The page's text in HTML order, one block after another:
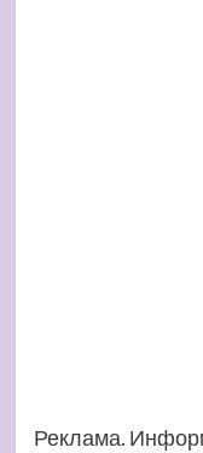
Реклама.